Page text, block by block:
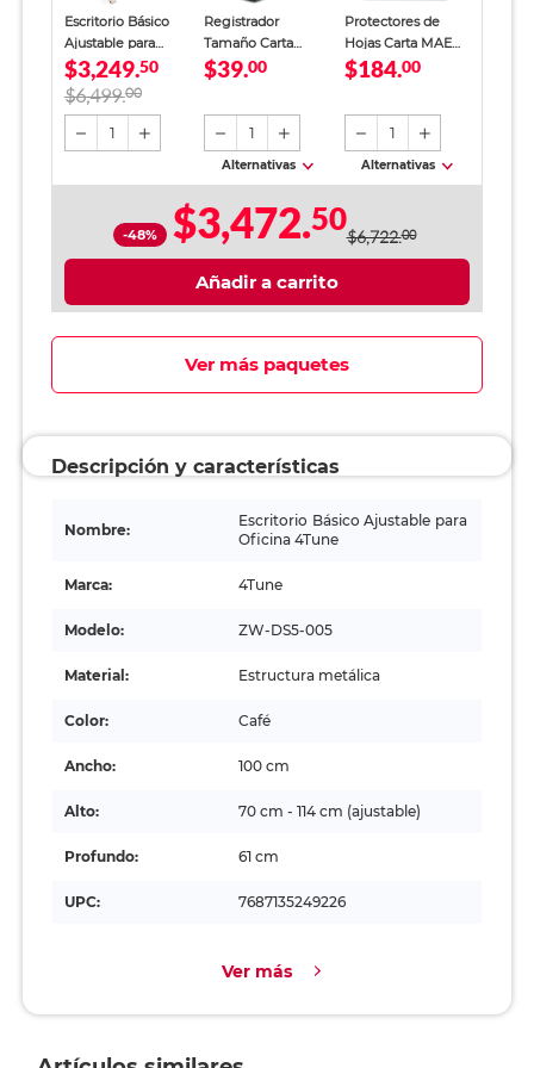
Escritorio Básico
Ajustable para
Oficina 4Tune Café
$3,249.50
$6,499.00
1
Registrador
Tamaño Carta
Office Depot
$39.00
1
Alternativas
Protectores de
Hojas Carta MAE
Transparente 100
$184.00
1
Alternativas
-48% $3,472.50$6,722.00
Añadir a carrito
Ver más paquetes
Descripción y características
Nombre:
Escritorio Básico Ajustable para
Oficina 4Tune
Marca: 4Tune
Modelo: ZW-DS5-005
Material: Estructura metálica
Color: Café
Ancho: 100 cm
Alto: 70 cm - 114 cm (ajustable)
Profundo: 61 cm
UPC: 7687135249226
Ver más